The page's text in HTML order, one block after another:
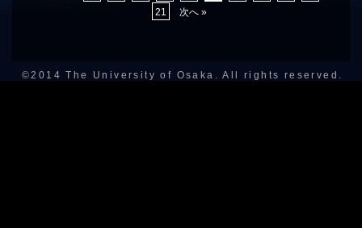
21
次へ »
©2014 The University of Osaka. All rights reserved.